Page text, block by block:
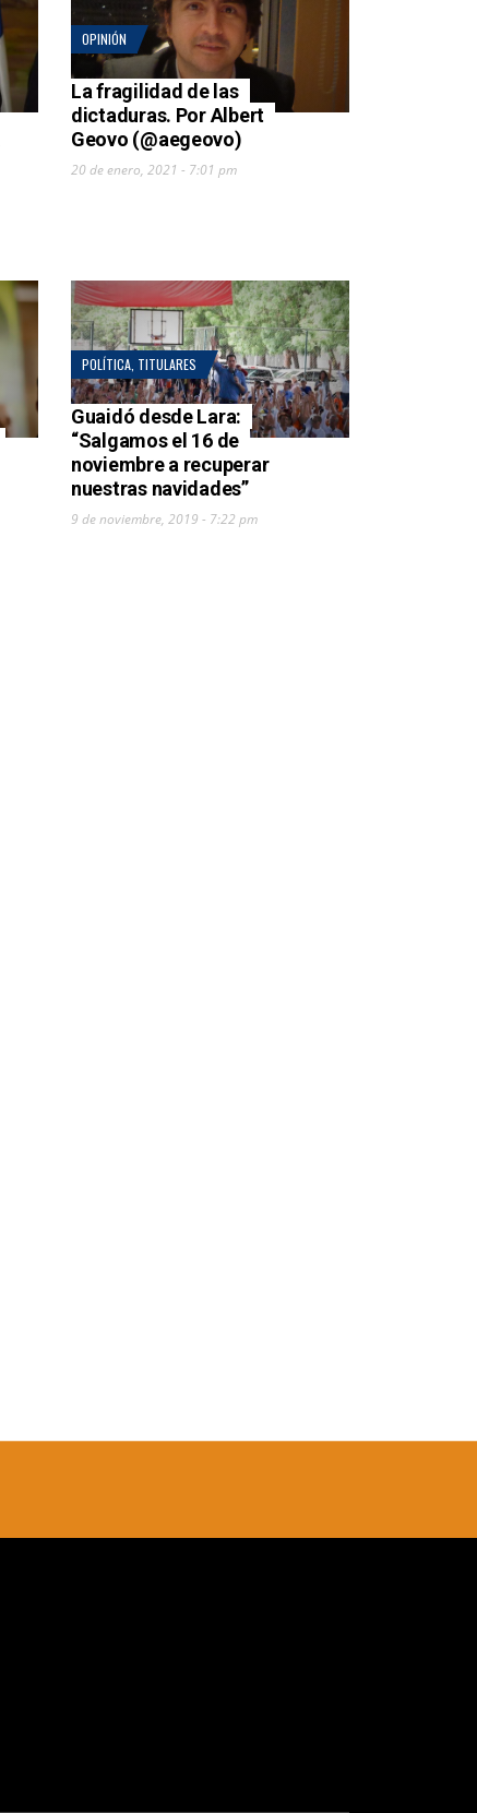
OPINIÓN
La fragilidad de las
dictaduras. Por Albert
Geovo (@aegeovo)
20 de enero, 2021 - 7:01 pm
POLÍTICA TITULARES
Guaidó desde Lara:
“Salgamos el 16 de
noviembre a recuperar
nuestras navidades”
9 de noviembre, 2019 - 7:22 pm